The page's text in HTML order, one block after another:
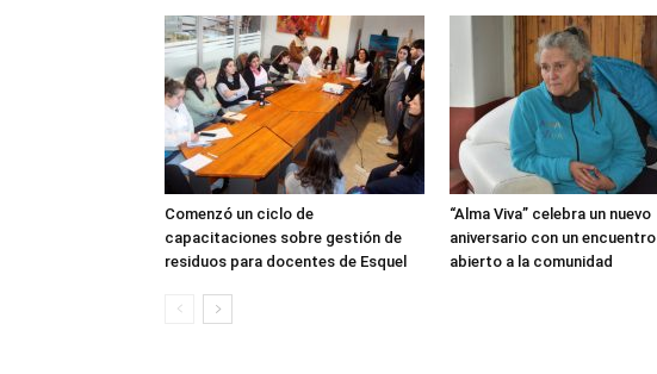
Comenzó un ciclo de
capacitaciones sobre gestión de
residuos para docentes de Esquel
“Alma Viva” celebra un nuevo
aniversario con un encuentro
abierto a la comunidad